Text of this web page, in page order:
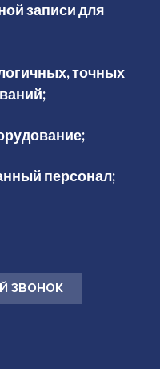
записи для
точных
персонал;
ЗВОНОК